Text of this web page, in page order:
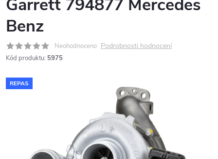
Garrett 794877 Mercedes
Benz
Neohodnoceno Podrobnosti hodnocení
Kód produktu: 5975
REPAS